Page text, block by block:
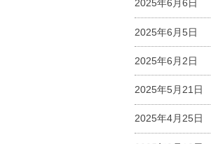
2025年6月6日
2025年6月5日
2025年6月2日
2025年5月21日
2025年4月25日